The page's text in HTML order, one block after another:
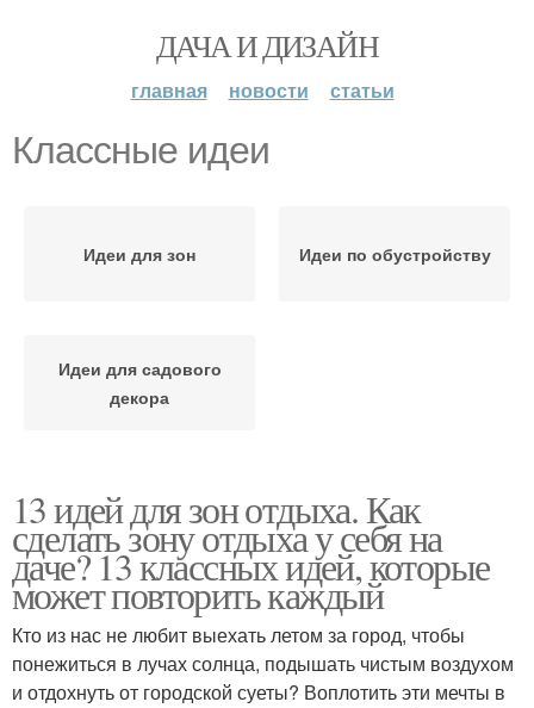
ДАЧА И ДИЗАЙН
главная новости статьи
Классные идеи
Идеи для зон Идеи по обустройству
Идеи для садового
декора
13 идей для зон отдыха. Как
сделать зону отдыха у себя на
даче? 13 классных идей, которые
может повторить каждый
Кто из нас не любит выехать летом за город, чтобы
понежиться в лучах солнца, подышать чистым воздухом
и отдохнуть от городской суеты? Воплотить эти мечты в